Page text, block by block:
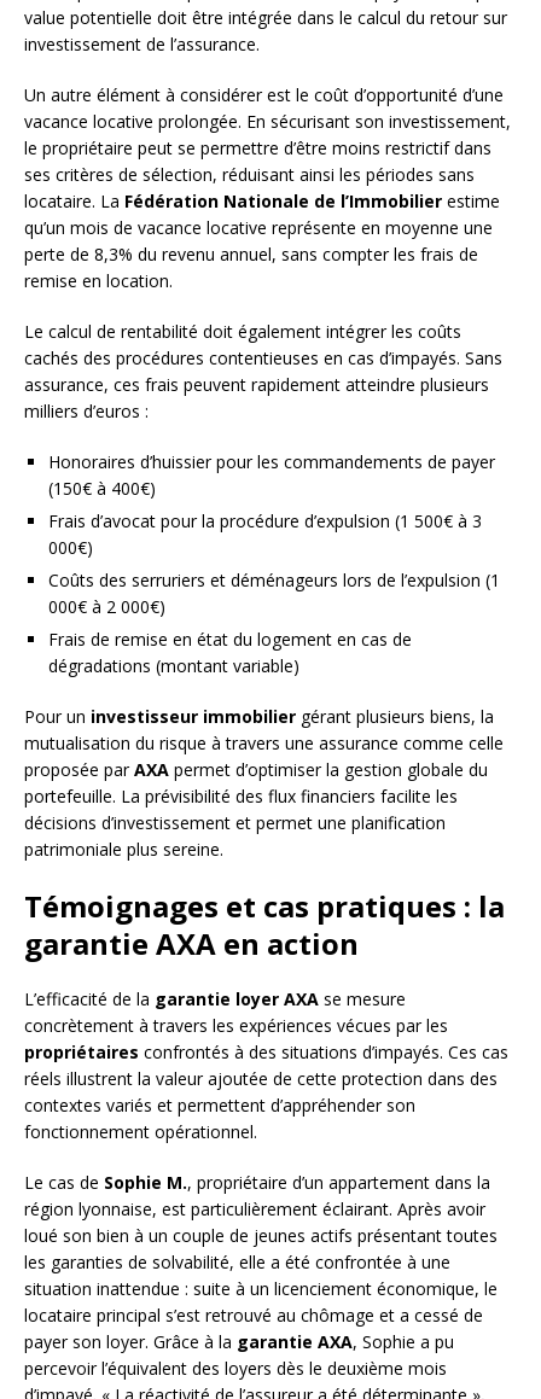
value potentielle doit être intégrée dans le calcul du retour sur
investissement de l’assurance.
Un autre élément à considérer est le coût d’opportunité d’une
vacance locative prolongée. En sécurisant son investissement,
le propriétaire peut se permettre d’être moins restrictif dans
ses critères de sélection, réduisant ainsi les périodes sans
locataire. La Fédération Nationale de l’Immobilier estime
qu’un mois de vacance locative représente en moyenne une
perte de 8,3% du revenu annuel, sans compter les frais de
remise en location.
Le calcul de rentabilité doit également intégrer les coûts
cachés des procédures contentieuses en cas d’impayés. Sans
assurance, ces frais peuvent rapidement atteindre plusieurs
milliers d’euros :
Honoraires d’huissier pour les commandements de payer
(150€ à 400€)
Frais d’avocat pour la procédure d’expulsion (1 500€ à 3
000€)
Coûts des serruriers et déménageurs lors de l’expulsion (1
000€ à 2 000€)
Frais de remise en état du logement en cas de
dégradations (montant variable)
Pour un investisseur immobilier gérant plusieurs biens, la
mutualisation du risque à travers une assurance comme celle
proposée parAXA permet d’optimiser la gestion globale du
portefeuille. La prévisibilité des flux financiers facilite les
décisions d’investissement et permet une planification
patrimoniale plus sereine.
Témoignages et cas pratiques : la
garantie AXA en action
L’efficacité de la garantie loyer AXA se mesure
concrètement à travers les expériences vécues par les
propriétaires confrontés à des situations d’impayés. Ces cas
réels illustrent la valeur ajoutée de cette protection dans des
contextes variés et permettent d’appréhender son
fonctionnement opérationnel.
Le cas de Sophie M., propriétaire d’un appartement dans la
région lyonnaise, est particulièrement éclairant. Après avoir
loué son bien à un couple de jeunes actifs présentant toutes
les garanties de solvabilité, elle a été confrontée à une
situation inattendue : suite à un licenciement économique, le
locataire principal s’est retrouvé au chômage et a cessé de
payer son loyer. Grâce à la garantie AXA, Sophie a pu
percevoir l’équivalent des loyers dès le deuxième mois